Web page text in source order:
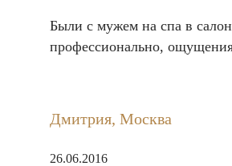
Были с мужем на спа в
профессионально,
Дмитрия, Москва
26.06.2016